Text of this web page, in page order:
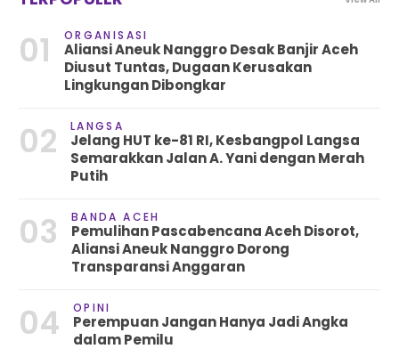
01 ORGANISASI
Aliansi Aneuk Nanggro Desak Banjir Aceh
Diusut Tuntas, Dugaan Kerusakan
Lingkungan Dibongkar
02 LANGSA
Jelang HUT ke-81 RI, Kesbangpol Langsa
Semarakkan Jalan A. Yani dengan Merah
Putih
03 BANDA ACEH
Pemulihan Pascabencana Aceh Disorot,
Aliansi Aneuk Nanggro Dorong
Transparansi Anggaran
04 OPINI
Perempuan Jangan Hanya Jadi Angka
dalam Pemilu